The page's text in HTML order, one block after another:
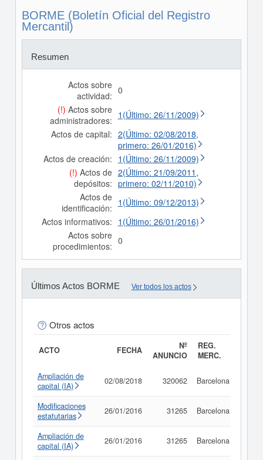
BORME (Boletín Oficial del Registro
Mercantil)
Resumen
Actos sobre
actividad: 0
(!) Actos sobre
administradores: 1(Último: 26/11/2009)
Actos de capital: 2(Último: 02/08/2018,
primero: 26/01/2016)
Actos de creación: 1(Último: 26/11/2009)
(!) Actos de
depósitos:
2(Último: 21/09/2011,
primero: 02/11/2010)
Actos de
identificación: 1(Último: 09/12/2013)
Actos informativos: 1(Último: 26/01/2016)
Actos sobre
procedimientos: 0
Últimos Actos BORME Ver todos los actos
Otros actos
ACTO FECHA
Nº
ANUNCIO
REG.
MERC.
Ampliación de
capital (IA)
02/08/2018 320062 Barcelona
Modificaciones
estatutarias
26/01/2016 31265 Barcelona
Ampliación de
capital (IA)
26/01/2016 31265 Barcelona